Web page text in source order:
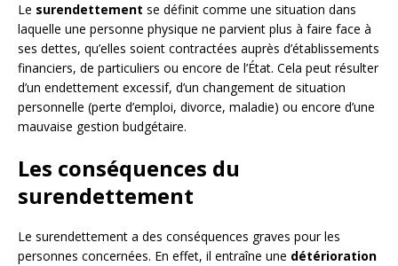
Le surendettement se définit comme une situation dans
laquelle une personne physique ne parvient plus à faire face à
ses dettes, qu’elles soient contractées auprès d’établissements
financiers, de particuliers ou encore de l’État. Cela peut résulter
d’un endettement excessif, d’un changement de situation
personnelle (perte d’emploi, divorce, maladie) ou encore d’une
mauvaise gestion budgétaire.
Les conséquences du
surendettement
Le surendettement a des conséquences graves pour les
personnes concernées. En effet, il entraîne une détérioration